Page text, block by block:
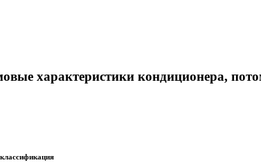
характеристики кондиционера,
классификация